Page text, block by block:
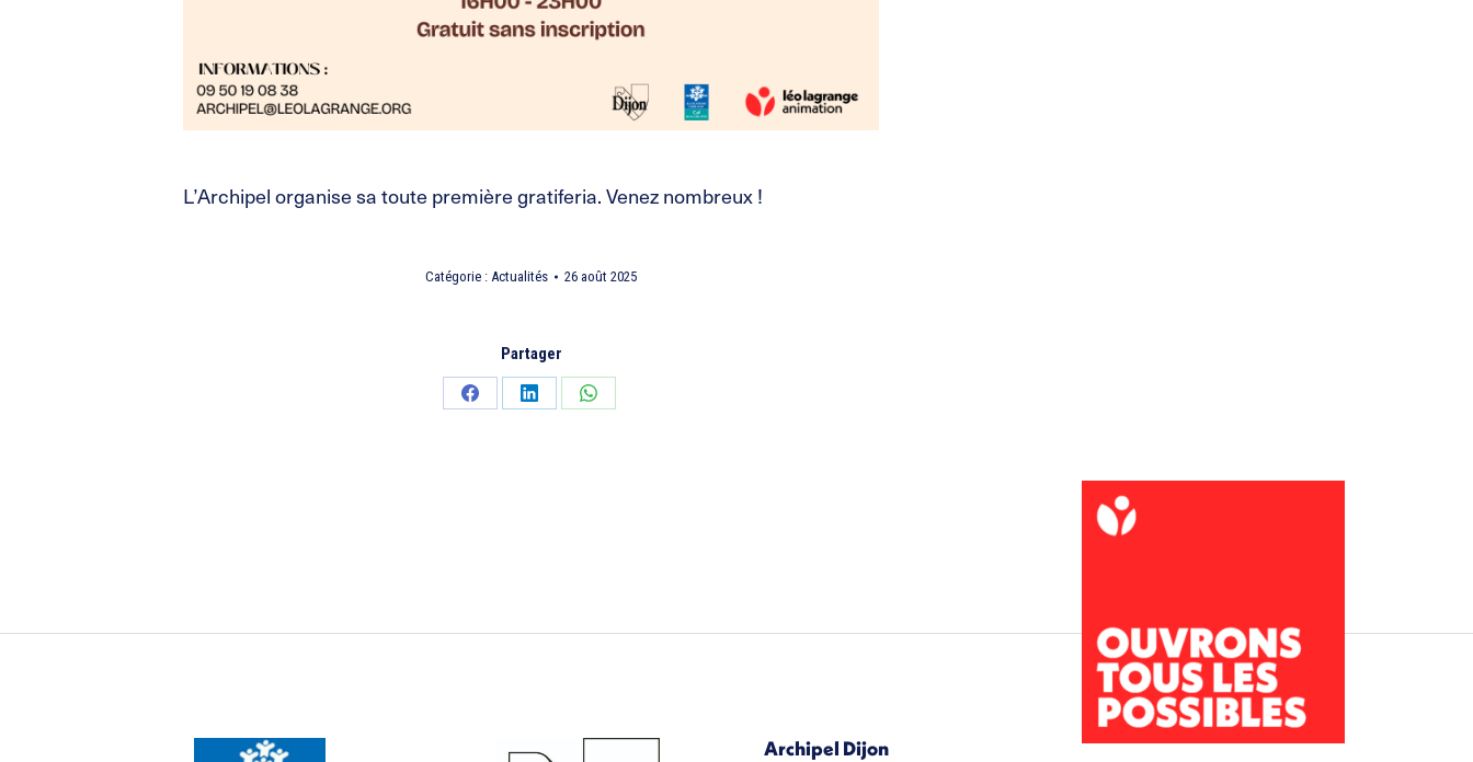
L’Archipel organise sa toute première gratiferia. Venez nombreux !
Catégorie : Actualités 26 août 2025
Partager
PartagerPartagerPartager
Archipel Dijon